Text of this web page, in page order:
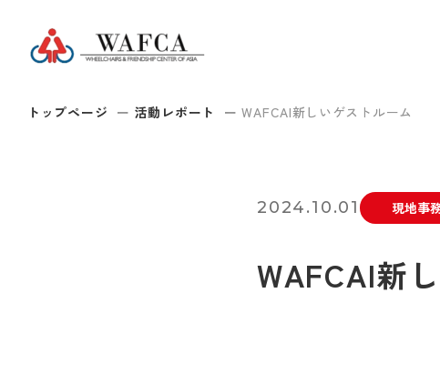
トップページ 活動レポート WAFCAI新しいゲストルーム
2024.10.01 現地事
WAFCAI新